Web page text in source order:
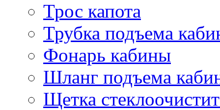
Трос капота
Трубка подъема
Фонарь кабины
Шланг подъема
Щетка